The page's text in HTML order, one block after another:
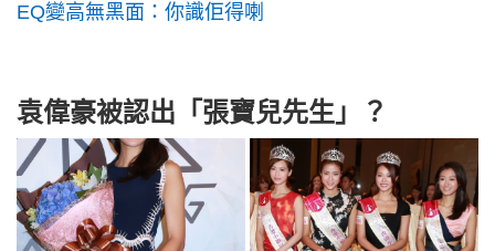
EQ變高無黑面：你識佢得喇
袁偉豪被認出「張寶兒先生」？